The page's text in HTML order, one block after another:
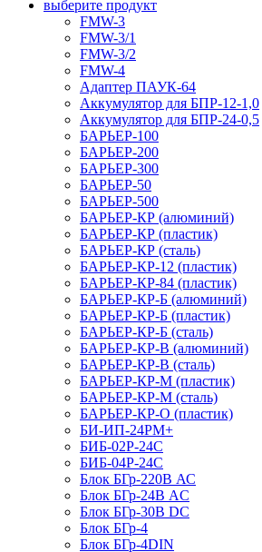
выберите продукт
FMW-3
FMW-3/1
FMW-3/2
FMW-4
Адаптер ПАУК-64
Аккумулятор для БПР-12-1,0
Аккумулятор для БПР-24-0,5
БАРЬЕР-100
БАРЬЕР-200
БАРЬЕР-300
БАРЬЕР-50
БАРЬЕР-500
БАРЬЕР-КР (алюминий)
БАРЬЕР-КР (пластик)
БАРЬЕР-КР (сталь)
БАРЬЕР-КР-12 (пластик)
БАРЬЕР-КР-84 (пластик)
БАРЬЕР-КР-Б (алюминий)
БАРЬЕР-КР-Б (пластик)
БАРЬЕР-КР-Б (сталь)
БАРЬЕР-КР-В (алюминий)
БАРЬЕР-КР-В (сталь)
БАРЬЕР-КР-М (пластик)
БАРЬЕР-КР-М (сталь)
БАРЬЕР-КР-О (пластик)
БИ-ИП-24РМ+
БИБ-02Р-24С
БИБ-04Р-24С
Блок БГр-220В АС
Блок БГр-24В AC
Блок БГр-30В DC
Блок БГр-4
Блок БГр-4DIN